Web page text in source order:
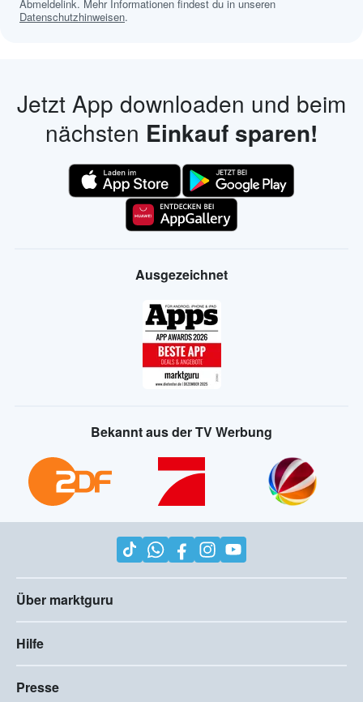
Abmeldelink. Mehr Informationen findest du in unseren
Datenschutzhinweisen.
Jetzt App downloaden und beim
nächsten Einkauf sparen!
Ausgezeichnet
Bekannt aus der TV Werbung
Über marktguru
Hilfe
Presse